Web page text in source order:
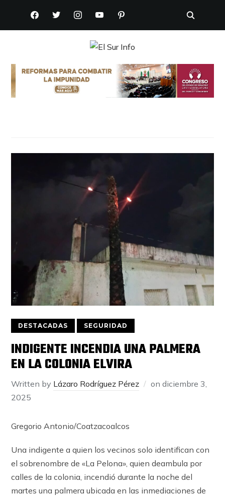
FACEBOOKTWITTERINSTAGRAMYOUTUBEPINTEREST
DESTACADAS SEGURIDAD
INDIGENTE INCENDIA UNA PALMERA
EN LA COLONIA ELVIRA
Written by Lázaro Rodríguez Pérez ondiciembre 3,
2025
Gregorio Antonio/Coatzacoalcos
Una indigente a quien los vecinos solo identifican con
el sobrenombre de «La Pelona», quien deambula por
calles de la colonia, incendió durante la noche del
martes una palmera ubicada en las inmediaciones de